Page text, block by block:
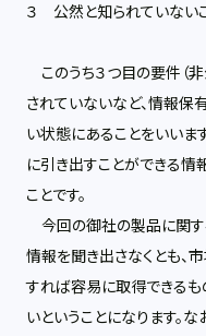
３ 公然と知られていないこ
このうち３つ目の要件（
されていないなど、情報
い状態にあることをいいま
に引き出すことができる情
ことです。
今回の御社の製品に関
情報を聞き出さなくとも、
すれば容易に取得できるも
いということになります。